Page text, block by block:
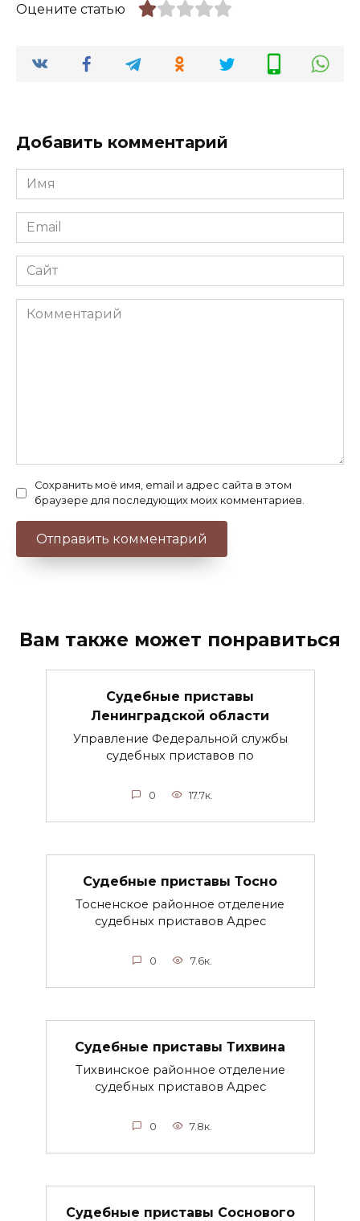
Оцените статью
Добавить комментарий
Имя
*
Email
*
Сайт
Комментарий
Сохранить моё имя, email и адрес сайта в этом
браузере для последующих моих комментариев.
Вам также может понравиться
Судебные приставы
Ленинградской области
Управление Федеральной службы
судебных приставов по
0 17.7к.
Судебные приставы Тосно
Тосненское районное отделение
судебных приставов Адрес
0 7.6к.
Судебные приставы Тихвина
Тихвинское районное отделение
судебных приставов Адрес
0 7.8к.
Судебные приставы Соснового